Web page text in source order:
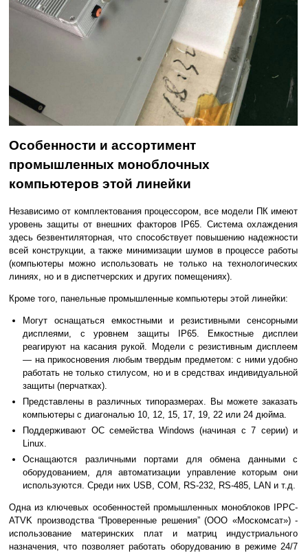
Особенности и ассортимент
промышленных моноблочных
компьютеров этой линейки
Независимо от комплектования процессором, все модели ПК имеют
уровень защиты от внешних факторов IP65. Система охлаждения
здесь безвентиляторная, что способствует повышению надежности
всей конструкции, а также минимизации шумов в процессе работы
(компьютеры можно использовать не только на технологических
линиях, но и в диспетчерских и других помещениях).
Кроме того, панельные промышленные компьютеры этой линейки:
Могут оснащаться емкостными и резистивными сенсорными
дисплеями, с уровнем защиты IP65. Емкостные дисплеи
реагируют на касания рукой. Модели с резистивным дисплеем
— на прикосновения любым твердым предметом: с ними удобно
работать не только стилусом, но и в средствах индивидуальной
защиты (перчатках).
Представлены в различных типоразмерах. Вы можете заказать
компьютеры с диагональю 10, 12, 15, 17, 19, 22 или 24 дюйма.
Поддерживают ОС семейства Windows (начиная с 7 серии) и
Linux.
Оснащаются различными портами для обмена данными с
оборудованием, для автоматизации управление которым они
используются. Среди них USB, COM, RS-232, RS-485, LAN и т.д.
Одна из ключевых особенностей промышленных моноблоков IPPC-
ATVK производства “Проверенные решения” (ООО «Москомсат») -
использование материнских плат и матриц индустриального
назначения, что позволяет работать оборудованию в режиме 24/7